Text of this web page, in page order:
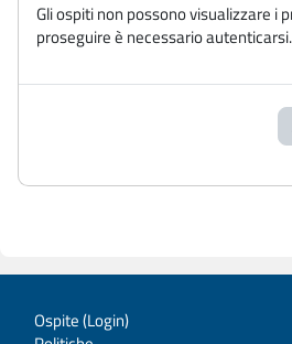
Gli ospiti non possono visualizzare i
proseguire è necessario autenticarsi.
Ospite (Login)